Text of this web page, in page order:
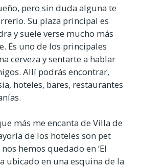
pero sin duda alguna te
Su plaza principal es
y suele verse mucho más
Es uno de los principales
cerveza y sentarte a hablar
Allí podrás encontrar,
hoteles, bares, restaurantes
más me encanta de Villa de
de los hoteles son pet
hemos quedado en ‘El
ubicado en una esquina de la